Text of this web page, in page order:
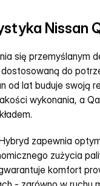
Nissan
się przemyślanym
do
od lat buduje swoją
wykonania, a
zapewnia
zużycia
komfort